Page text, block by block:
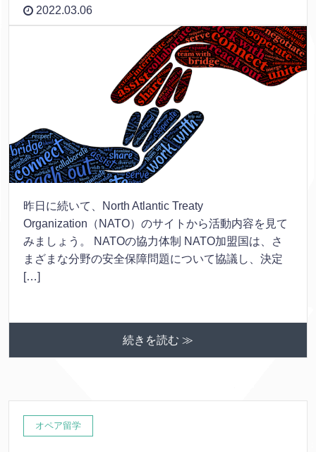
2022.03.06
昨日に続いて、North Atlantic Treaty
Organization（NATO）のサイトから活動内容を見て
みましょう。 NATOの協力体制 NATO加盟国は、さ
まざまな分野の安全保障問題について協議し、決定
[…]
続きを読む ≫
オペア留学